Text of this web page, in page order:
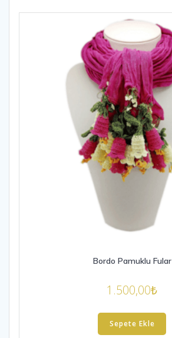
Bordo Pamuklu Fular
1.500,00₺
Sepete Ekle